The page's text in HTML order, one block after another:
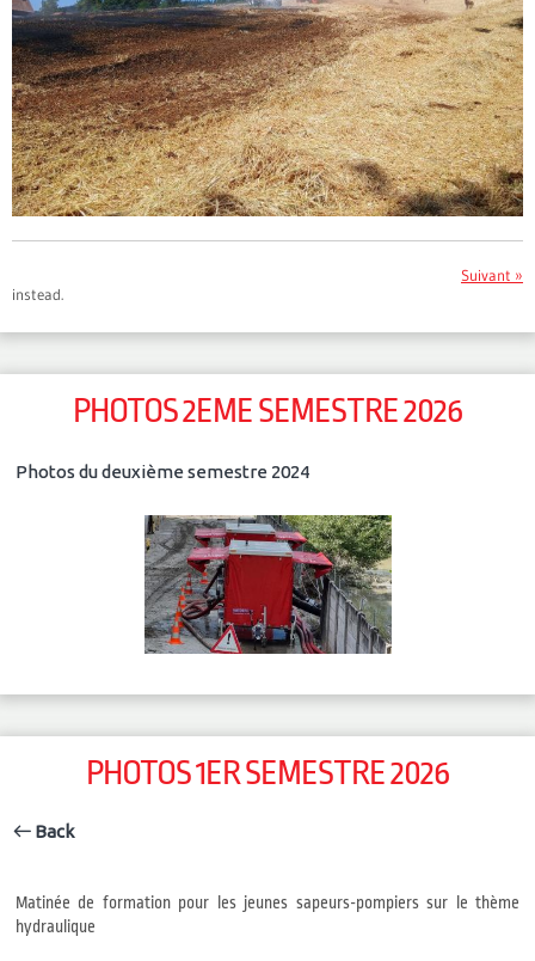
Suivant »
instead.
PHOTOS 2EME SEMESTRE 2026
Photos du deuxième semestre 2024
PHOTOS 1ER SEMESTRE 2026
Back
Matinée de formation pour les jeunes sapeurs-pompiers sur le thème
hydraulique